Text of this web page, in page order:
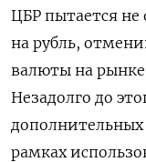
ЦБР пытается не
на рубль,
валюты на
Незадолго до
рамках